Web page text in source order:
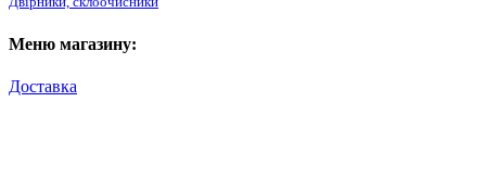
Меню магазину:
Доставка